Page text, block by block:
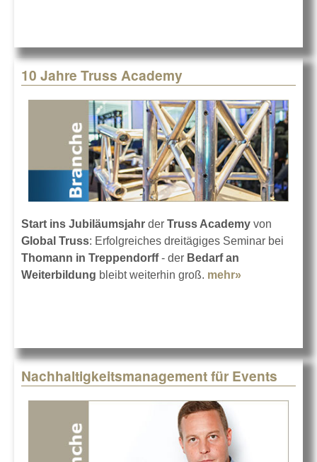
10 Jahre Truss Academy
Start ins Jubiläumsjahr der Truss Academy von
Global Truss: Erfolgreiches dreitägiges Seminar bei
Thomann in Treppendorff- der Bedarf an
Weiterbildung bleibt weiterhin groß. mehr»
Nachhaltigkeitsmanagement für Events